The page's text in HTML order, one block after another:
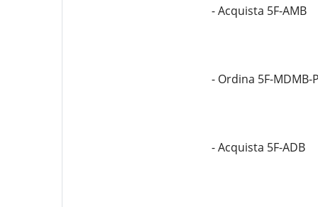
- Acquista 5F-AMB
- Ordina 5F-MDMB-
- Acquista 5F-ADB